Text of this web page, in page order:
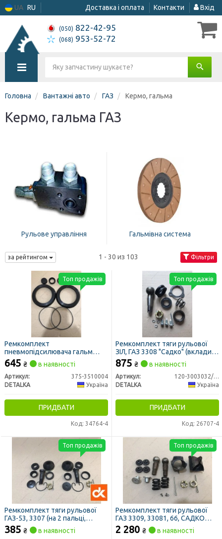
UA RU Доставка і оплата Контакти Вхід
(050) 822-42-95
(068) 953-52-72
Головна Вантажні авто ГАЗ Кермо, гальма
Кермо, гальма ГАЗ
Рульове управління Гальмівна система
за рейтингом 1 - 30 из 103 Фільтри
Ремкомплект
пневмопідсилювача гальм
УРАЛ 375 старого зразку з
головним (повний) (DETALKA)
645 ₴ в наявності
Артикул:
375-3510004
DETALKA
Україна
ПРИДБАТИ
Код: 34764-4
Топ продажів
Ремкомплект тяги рульової
ЗІЛ, ГАЗ 3308 "Садко" (вкладиші
сталеві, пильник силіконовий)
(DETALKA)
875 ₴ в наявності
Артикул:
120-3003032/66/67-01
DETALKA
Україна
ПРИДБАТИ
Код: 26707-4
Топ продажів
Ремкомплект тяги рульової
ГАЗ-53, 3307 (на 2 пальцi,
повний) ПРЕМІУМ (ДК)
385 ₴ в наявності
Топ продажів
Ремкомплект тяги рульової
ГАЗ 3309, 33081, 66, САДКО
(поздовжньої, 10 найменувань,
к-кт на всю тягу) (DETALKA)
2 280 ₴ в наявності
Топ продажів